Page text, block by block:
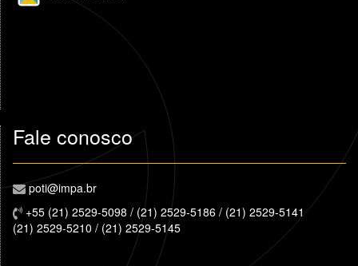
Fale conosco
poti@impa.br
+55 (21) 2529-5098 / (21) 2529-5186 / (21) 2529-5141
(21) 2529-5210 / (21) 2529-5145